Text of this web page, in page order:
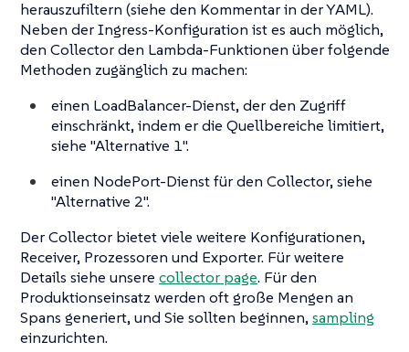
herauszufiltern (siehe den Kommentar in der YAML).
Neben der Ingress-Konfiguration ist es auch möglich,
den Collector den Lambda-Funktionen über folgende
Methoden zugänglich zu machen:
einen LoadBalancer-Dienst, der den Zugriff
einschränkt, indem er die Quellbereiche limitiert,
siehe "Alternative 1".
einen NodePort-Dienst für den Collector, siehe
"Alternative 2".
Der Collector bietet viele weitere Konfigurationen,
Receiver, Prozessoren und Exporter. Für weitere
Details siehe unsere collector page. Für den
Produktionseinsatz werden oft große Mengen an
Spans generiert, und Sie sollten beginnen,sampling
einzurichten.